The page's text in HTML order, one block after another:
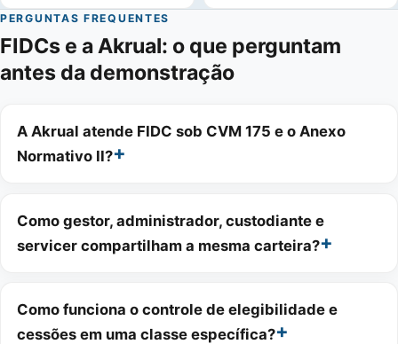
PERGUNTAS FREQUENTES
FIDCs e a Akrual: o que perguntam
antes da demonstração
A Akrual atende FIDC sob CVM 175 e o Anexo
Normativo II?
Como gestor, administrador, custodiante e
servicer compartilham a mesma carteira?
Como funciona o controle de elegibilidade e
cessões em uma classe específica?